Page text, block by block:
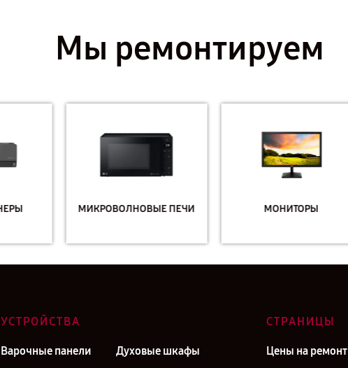
Мы ремонтируем
МИКРОВОЛНОВЫЕ ПЕЧИ МОНИТОРЫ
УСТРОЙСТВА
Варочные панели Духовые шкафы
СТРАНИЦЫ
Цены на ремонт